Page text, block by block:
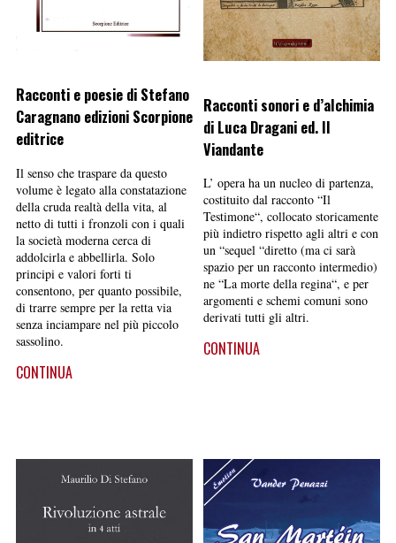
Racconti e poesie di Stefano
Caragnano edizioni Scorpione
editrice
Il senso che traspare da questo
volume è legato alla constatazione
della cruda realtà della vita, al
netto di tutti i fronzoli con i quali
la società moderna cerca di
addolcirla e abbellirla. Solo
principi e valori forti ti
consentono, per quanto possibile,
di trarre sempre per la retta via
senza inciampare nel più piccolo
sassolino.
CONTINUA
Racconti sonori e d’alchimia
di Luca Dragani ed. Il
Viandante
L’ opera ha un nucleo di partenza,
costituito dal racconto “Il
Testimone“, collocato storicamente
più indietro rispetto agli altri e con
un “sequel “diretto (ma ci sarà
spazio per un racconto intermedio)
ne “La morte della regina“, e per
argomenti e schemi comuni sono
derivati tutti gli altri.
CONTINUA